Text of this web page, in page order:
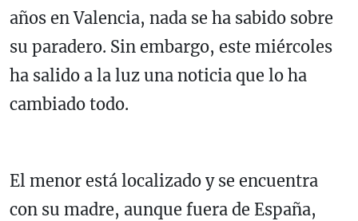
años en Valencia, nada se ha sabido sobre
su paradero. Sin embargo, este miércoles
ha salido a la luz una noticia que lo ha
cambiado todo.
El menor está localizado y se encuentra
con su madre, aunque fuera de España,